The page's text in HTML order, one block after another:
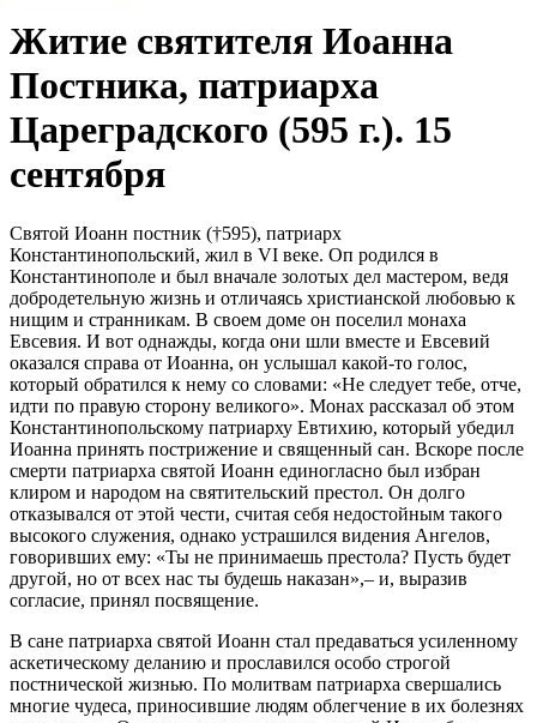
Житие святителя Иоанна
Постника, патриарха
Цареградского (595 г.). 15
сентября
Святой Иоанн постник (†595), патриарх
Константинопольский, жил в VI веке. Оп родился в
Константинополе и был вначале золотых дел мастером, ведя
добродетельную жизнь и отличаясь христианской любовью к
нищим и странникам. В своем доме он поселил монаха
Евсевия. И вот однажды, когда они шли вместе и Евсевий
оказался справа от Иоанна, он услышал какой-то голос,
который обратился к нему со словами: «Не следует тебе, отче,
идти по правую сторону великого». Монах рассказал об этом
Константинопольскому патриарху Евтихию, который убедил
Иоанна принять пострижение и священный сан. Вскоре после
смерти патриарха святой Иоанн единогласно был избран
клиром и народом на святительский престол. Он долго
отказывался от этой чести, считая себя недостойным такого
высокого служения, однако устрашился видения Ангелов,
говоривших ему: «Ты не принимаешь престола? Пусть будет
другой, но от всех нас ты будешь наказан»,– и, выразив
согласие, принял посвящение.
В сане патриарха святой Иоанн стал предаваться усиленному
аскетическому деланию и прославился особо строгой
постнической жизнью. По молитвам патриарха свершались
многие чудеса, приносившие людям облегчение в их болезнях